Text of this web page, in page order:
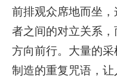
前排观众席地而坐
者之间的对立关系
方向前行。大量的
制造的重复咒语，